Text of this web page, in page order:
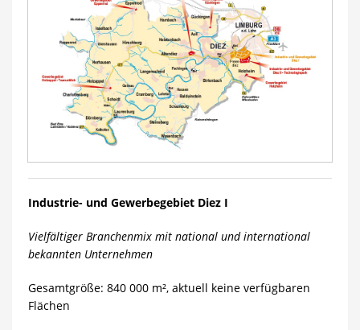
Industrie- und Gewerbegebiet Diez I
Vielfältiger Branchenmix mit national und international
bekannten Unternehmen
Gesamtgröße: 840 000 m², aktuell keine verfügbaren
Flächen